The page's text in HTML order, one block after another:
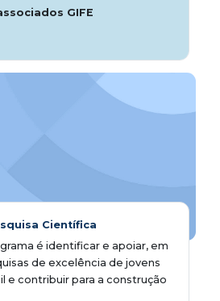
GIFE
Científica
é identificar e apoiar, em
de excelência de jovens
e contribuir para a construção